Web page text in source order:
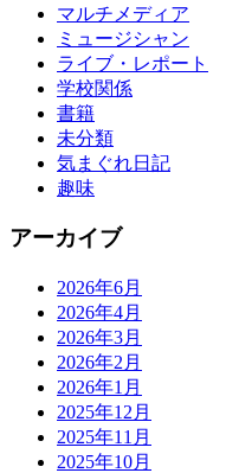
マルチメディア
ミュージシャン
ライブ・レポート
学校関係
書籍
未分類
気まぐれ日記
趣味
アーカイブ
2026年6月
2026年4月
2026年3月
2026年2月
2026年1月
2025年12月
2025年11月
2025年10月